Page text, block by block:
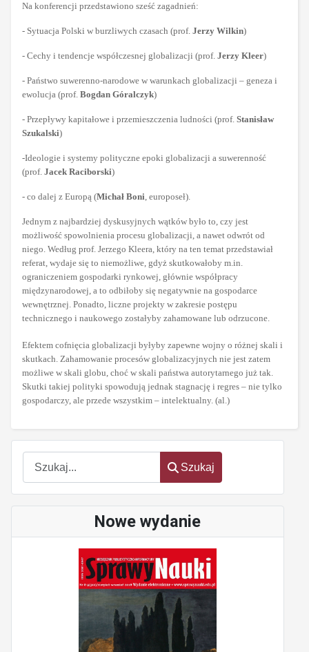
Szukaj
Szukaj
Nowe wydanie
Na konferencji przedstawiono sześć zagadnień:
- Sytuacja Polski w burzliwych czasach (prof. Jerzy Wilkin)
- Cechy i tendencje współczesnej globalizacji (prof. Jerzy Kleer)
- Państwo suwerenno-narodowe w warunkach globalizacji – geneza i
ewolucja (prof. Bogdan Góralczyk)
- Przepływy kapitałowe i przemieszczenia ludności (prof. Stanisław
Szukalski)
-Ideologie i systemy polityczne epoki globalizacji a suwerenność
(prof. Jacek Raciborski)
- co dalej z Europą (Michał Boni, europoseł).
Jednym z najbardziej dyskusyjnych wątków było to, czy jest
możliwość spowolnienia procesu globalizacji, a nawet odwrót od
niego. Według prof. Jerzego Kleera, który na ten temat przedstawiał
referat, wydaje się to niemożliwe, gdyż skutkowałoby m.in.
ograniczeniem gospodarki rynkowej, głównie współpracy
międzynarodowej, a to odbiłoby się negatywnie na gospodarce
wewnętrznej. Ponadto, liczne projekty w zakresie postępu
technicznego i naukowego zostałyby zahamowane lub odrzucone.
Efektem cofnięcia globalizacji byłyby zapewne wojny o różnej skali i
skutkach. Zahamowanie procesów globalizacyjnych nie jest zatem
możliwe w skali globu, choć w skali państwa autorytarnego już tak.
Skutki takiej polityki spowodują jednak stagnację i regres – nie tylko
gospodarczy, ale przede wszystkim – intelektualny. (al.)